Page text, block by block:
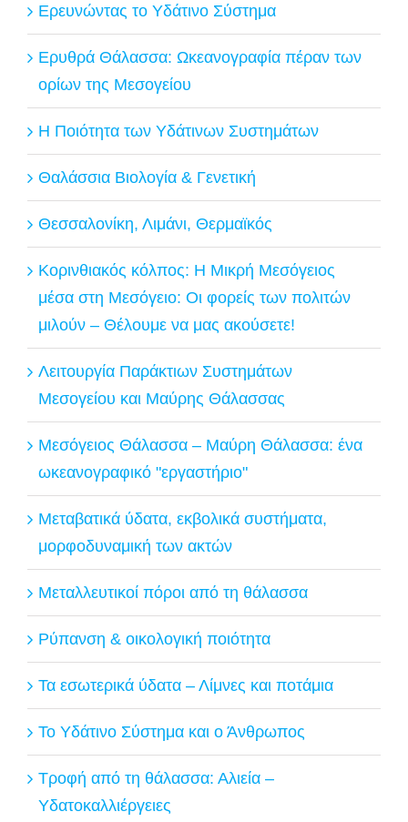
Ερευνώντας το Υδάτινο Σύστημα
Ερυθρά Θάλασσα: Ωκεανογραφία πέραν των
ορίων της Μεσογείου
Η Ποιότητα των Υδάτινων Συστημάτων
Θαλάσσια Βιολογία & Γενετική
Θεσσαλονίκη, Λιμάνι, Θερμαϊκός
Κορινθιακός κόλπος: Η Μικρή Μεσόγειος
μέσα στη Μεσόγειο: Οι φορείς των πολιτών
μιλούν – Θέλουμε να μας ακούσετε!
Λειτουργία Παράκτιων Συστημάτων
Μεσογείου και Μαύρης Θάλασσας
Μεσόγειος Θάλασσα – Μαύρη Θάλασσα: ένα
ωκεανογραφικό "εργαστήριο"
Μεταβατικά ύδατα, εκβολικά συστήματα,
μορφοδυναμική των ακτών
Μεταλλευτικοί πόροι από τη θάλασσα
Ρύπανση & οικολογική ποιότητα
Τα εσωτερικά ύδατα – Λίμνες και ποτάμια
Το Υδάτινο Σύστημα και ο Άνθρωπος
Τροφή από τη θάλασσα: Αλιεία –
Υδατοκαλλιέργειες